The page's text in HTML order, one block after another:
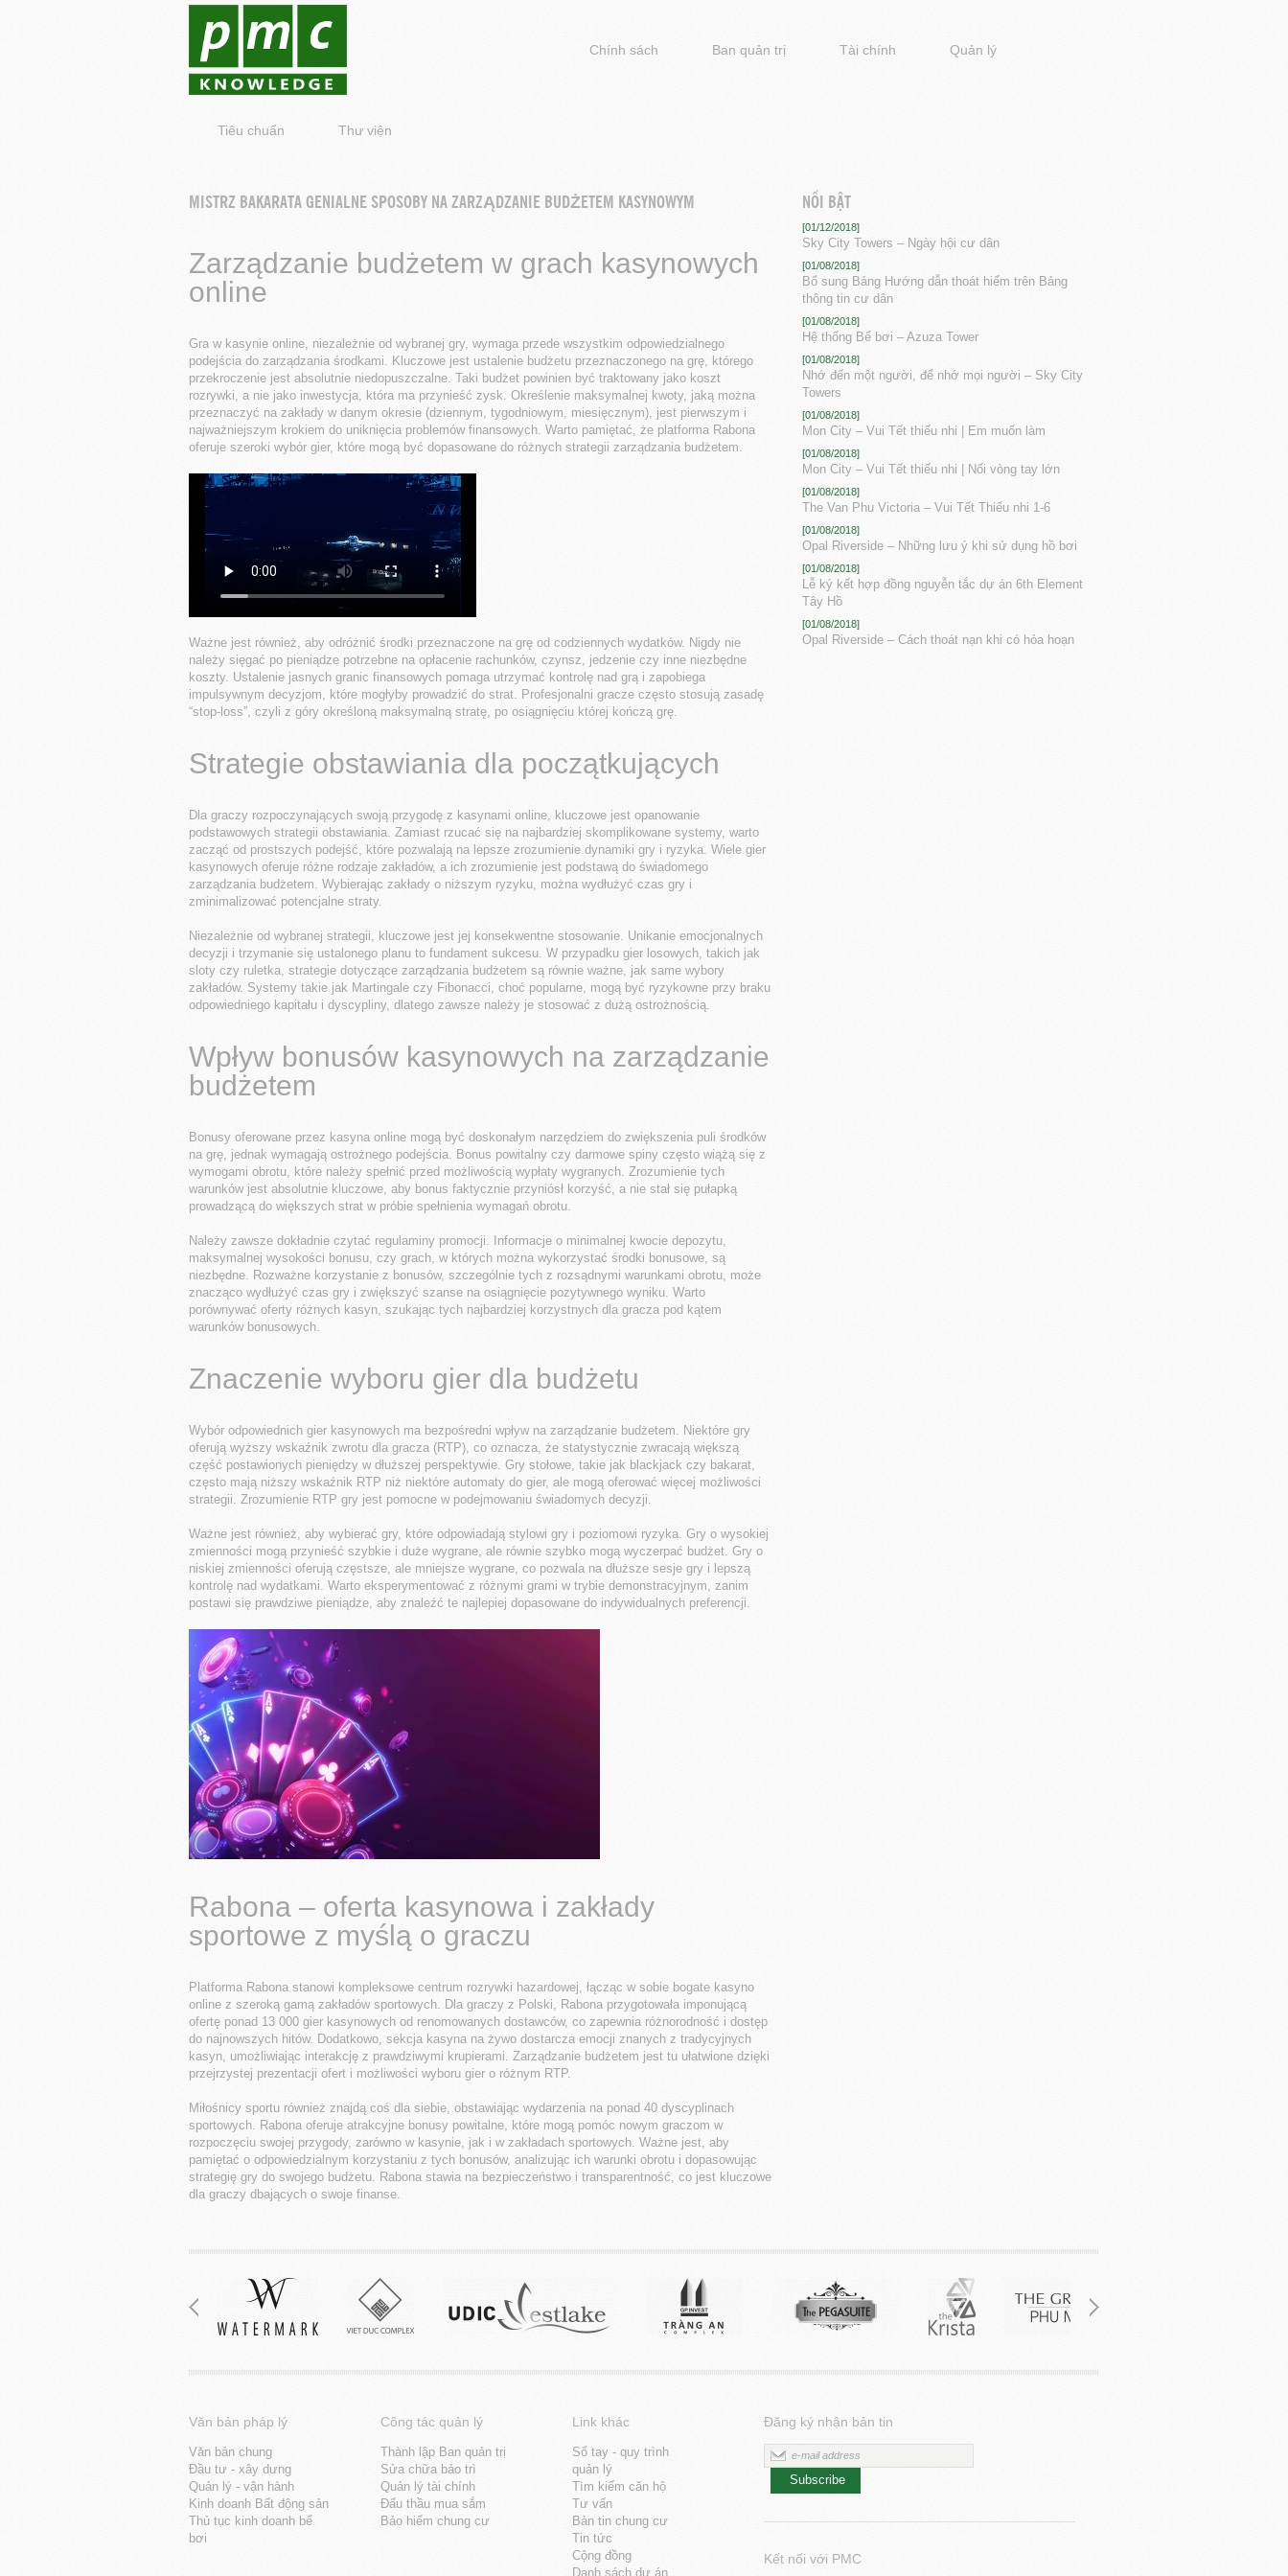
Chính sách Ban quản trị Tài chính Quản lý
Tiêu chuẩn Thư viện
MISTRZ BAKARATA GENIALNE SPOSOBY NA ZARZĄDZANIE BUDŻETEM KASYNOWYM
Zarządzanie budżetem w grach kasynowych
online
Gra w kasynie online, niezależnie od wybranej gry, wymaga przede wszystkim odpowiedzialnego
podejścia do zarządzania środkami. Kluczowe jest ustalenie budżetu przeznaczonego na grę, którego
przekroczenie jest absolutnie niedopuszczalne. Taki budżet powinien być traktowany jako koszt
rozrywki, a nie jako inwestycja, która ma przynieść zysk. Określenie maksymalnej kwoty, jaką można
przeznaczyć na zakłady w danym okresie (dziennym, tygodniowym, miesięcznym), jest pierwszym i
najważniejszym krokiem do uniknięcia problemów finansowych. Warto pamiętać, że platforma Rabona
oferuje szeroki wybór gier, które mogą być dopasowane do różnych strategii zarządzania budżetem.
Ważne jest również, aby odróżnić środki przeznaczone na grę od codziennych wydatków. Nigdy nie
należy sięgać po pieniądze potrzebne na opłacenie rachunków, czynsz, jedzenie czy inne niezbędne
koszty. Ustalenie jasnych granic finansowych pomaga utrzymać kontrolę nad grą i zapobiega
impulsywnym decyzjom, które mogłyby prowadzić do strat. Profesjonalni gracze często stosują zasadę
“stop-loss”, czyli z góry określoną maksymalną stratę, po osiągnięciu której kończą grę.
Strategie obstawiania dla początkujących
Dla graczy rozpoczynających swoją przygodę z kasynami online, kluczowe jest opanowanie
podstawowych strategii obstawiania. Zamiast rzucać się na najbardziej skomplikowane systemy, warto
zacząć od prostszych podejść, które pozwalają na lepsze zrozumienie dynamiki gry i ryzyka. Wiele gier
kasynowych oferuje różne rodzaje zakładów, a ich zrozumienie jest podstawą do świadomego
zarządzania budżetem. Wybierając zakłady o niższym ryzyku, można wydłużyć czas gry i
zminimalizować potencjalne straty.
Niezależnie od wybranej strategii, kluczowe jest jej konsekwentne stosowanie. Unikanie emocjonalnych
decyzji i trzymanie się ustalonego planu to fundament sukcesu. W przypadku gier losowych, takich jak
sloty czy ruletka, strategie dotyczące zarządzania budżetem są równie ważne, jak same wybory
zakładów. Systemy takie jak Martingale czy Fibonacci, choć popularne, mogą być ryzykowne przy braku
odpowiedniego kapitału i dyscypliny, dlatego zawsze należy je stosować z dużą ostrożnością.
Wpływ bonusów kasynowych na zarządzanie
budżetem
Bonusy oferowane przez kasyna online mogą być doskonałym narzędziem do zwiększenia puli środków
na grę, jednak wymagają ostrożnego podejścia. Bonus powitalny czy darmowe spiny często wiążą się z
wymogami obrotu, które należy spełnić przed możliwością wypłaty wygranych. Zrozumienie tych
warunków jest absolutnie kluczowe, aby bonus faktycznie przyniósł korzyść, a nie stał się pułapką
prowadzącą do większych strat w próbie spełnienia wymagań obrotu.
Należy zawsze dokładnie czytać regulaminy promocji. Informacje o minimalnej kwocie depozytu,
maksymalnej wysokości bonusu, czy grach, w których można wykorzystać środki bonusowe, są
niezbędne. Rozważne korzystanie z bonusów, szczególnie tych z rozsądnymi warunkami obrotu, może
znacząco wydłużyć czas gry i zwiększyć szanse na osiągnięcie pozytywnego wyniku. Warto
porównywać oferty różnych kasyn, szukając tych najbardziej korzystnych dla gracza pod kątem
warunków bonusowych.
Znaczenie wyboru gier dla budżetu
Wybór odpowiednich gier kasynowych ma bezpośredni wpływ na zarządzanie budżetem. Niektóre gry
oferują wyższy wskaźnik zwrotu dla gracza (RTP), co oznacza, że statystycznie zwracają większą
część postawionych pieniędzy w dłuższej perspektywie. Gry stołowe, takie jak blackjack czy bakarat,
często mają niższy wskaźnik RTP niż niektóre automaty do gier, ale mogą oferować więcej możliwości
strategii. Zrozumienie RTP gry jest pomocne w podejmowaniu świadomych decyzji.
Ważne jest również, aby wybierać gry, które odpowiadają stylowi gry i poziomowi ryzyka. Gry o wysokiej
zmienności mogą przynieść szybkie i duże wygrane, ale równie szybko mogą wyczerpać budżet. Gry o
niskiej zmienności oferują częstsze, ale mniejsze wygrane, co pozwala na dłuższe sesje gry i lepszą
kontrolę nad wydatkami. Warto eksperymentować z różnymi grami w trybie demonstracyjnym, zanim
postawi się prawdziwe pieniądze, aby znaleźć te najlepiej dopasowane do indywidualnych preferencji.
Rabona – oferta kasynowa i zakłady
sportowe z myślą o graczu
Platforma Rabona stanowi kompleksowe centrum rozrywki hazardowej, łącząc w sobie bogate kasyno
online z szeroką gamą zakładów sportowych. Dla graczy z Polski, Rabona przygotowała imponującą
ofertę ponad 13 000 gier kasynowych od renomowanych dostawców, co zapewnia różnorodność i dostęp
do najnowszych hitów. Dodatkowo, sekcja kasyna na żywo dostarcza emocji znanych z tradycyjnych
kasyn, umożliwiając interakcję z prawdziwymi krupierami. Zarządzanie budżetem jest tu ułatwione dzięki
przejrzystej prezentacji ofert i możliwości wyboru gier o różnym RTP.
Miłośnicy sportu również znajdą coś dla siebie, obstawiając wydarzenia na ponad 40 dyscyplinach
sportowych. Rabona oferuje atrakcyjne bonusy powitalne, które mogą pomóc nowym graczom w
rozpoczęciu swojej przygody, zarówno w kasynie, jak i w zakładach sportowych. Ważne jest, aby
pamiętać o odpowiedzialnym korzystaniu z tych bonusów, analizując ich warunki obrotu i dopasowując
strategię gry do swojego budżetu. Rabona stawia na bezpieczeństwo i transparentność, co jest kluczowe
dla graczy dbających o swoje finanse.
NỔI BẬT
[01/12/2018]
Sky City Towers – Ngày hội cư dân
[01/08/2018]
Bổ sung Bảng Hướng dẫn thoát hiểm trên Bảng
thông tin cư dân
[01/08/2018]
Hệ thống Bể bơi – Azuza Tower
[01/08/2018]
Nhớ đến một người, để nhớ mọi người – Sky City
Towers
[01/08/2018]
Mon City – Vui Tết thiếu nhi | Em muốn làm
[01/08/2018]
Mon City – Vui Tết thiếu nhi | Nối vòng tay lớn
[01/08/2018]
The Van Phu Victoria – Vui Tết Thiếu nhi 1-6
[01/08/2018]
Opal Riverside – Những lưu ý khi sử dụng hồ bơi
[01/08/2018]
Lễ ký kết hợp đồng nguyễn tắc dự án 6th Element
Tây Hồ
[01/08/2018]
Opal Riverside – Cách thoát nạn khi có hỏa hoạn
Văn bản pháp lý
Văn bản chung
Đầu tư - xây dưng
Quản lý - vận hành
Kinh doanh Bất động sản
Thủ tục kinh doanh bể
bơi
Công tác quản lý
Thành lập Ban quản trị
Sửa chữa bảo trì
Quản lý tài chính
Đấu thầu mua sắm
Bảo hiểm chung cư
Link khác
Sổ tay - quy trình
quản lý
Tìm kiếm căn hộ
Tư vấn
Bản tin chung cư
Tin tức
Cộng đồng
Danh sách dự án
Đăng ký nhận bản tin
Subscribe
Kết nối với PMC